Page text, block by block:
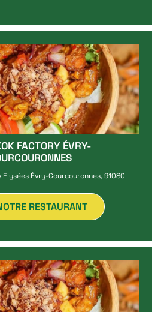
FACTORY ÉVRY-
Elysées Évry-Courcouronnes, 91080
RESTAURANT